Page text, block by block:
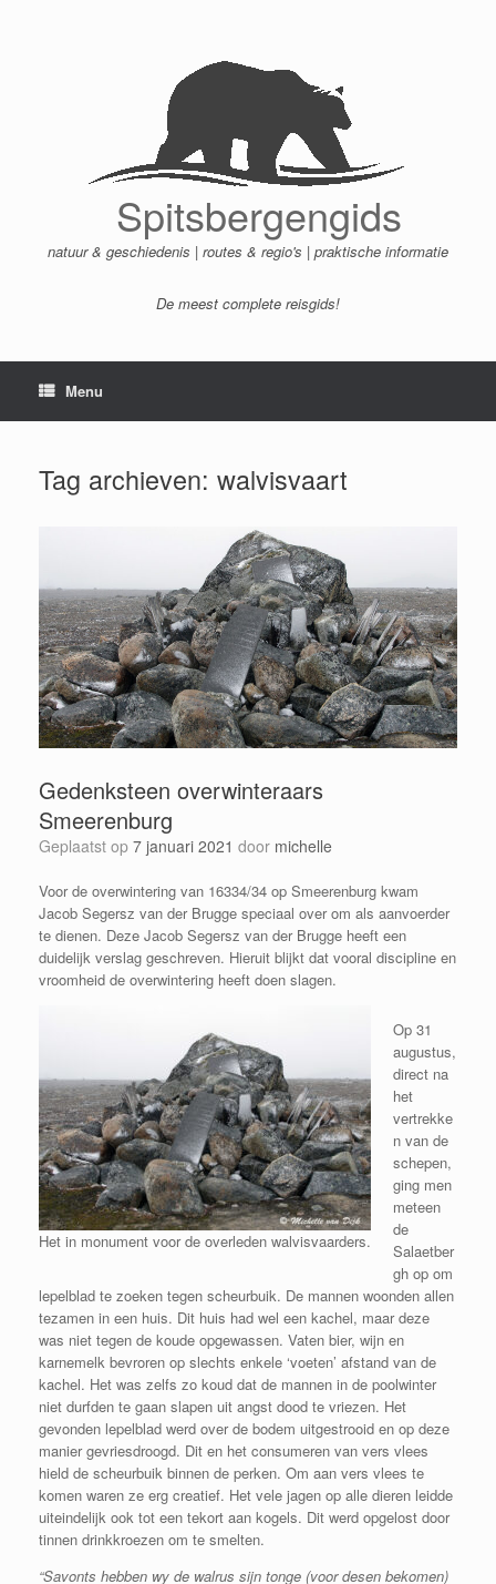
Spitsbergengids
natuur & geschiedenis | routes & regio's | praktische informatie
De meest complete reisgids!
Menu
Tag archieven: walvisvaart
Gedenksteen overwinteraars
Smeerenburg
Geplaatst op 7 januari 2021 door michelle
Voor de overwintering van 16334/34 op Smeerenburg kwam
Jacob Segersz van der Brugge speciaal over om als aanvoerder
te dienen. Deze Jacob Segersz van der Brugge heeft een
duidelijk verslag geschreven. Hieruit blijkt dat vooral discipline en
vroomheid de overwintering heeft doen slagen.
Het in monument voor de overleden walvisvaarders.
Op 31
augustus,
direct na
het
vertrekke
n van de
schepen,
ging men
meteen
de
Salaetber
gh op om
lepelblad te zoeken tegen scheurbuik. De mannen woonden allen
tezamen in een huis. Dit huis had wel een kachel, maar deze
was niet tegen de koude opgewassen. Vaten bier, wijn en
karnemelk bevroren op slechts enkele ‘voeten’ afstand van de
kachel. Het was zelfs zo koud dat de mannen in de poolwinter
niet durfden te gaan slapen uit angst dood te vriezen. Het
gevonden lepelblad werd over de bodem uitgestrooid en op deze
manier gevriesdroogd. Dit en het consumeren van vers vlees
hield de scheurbuik binnen de perken. Om aan vers vlees te
komen waren ze erg creatief. Het vele jagen op alle dieren leidde
uiteindelijk ook tot een tekort aan kogels. Dit werd opgelost door
tinnen drinkkroezen om te smelten.
“Savonts hebben wy de walrus sijn tonge (voor desen bekomen)